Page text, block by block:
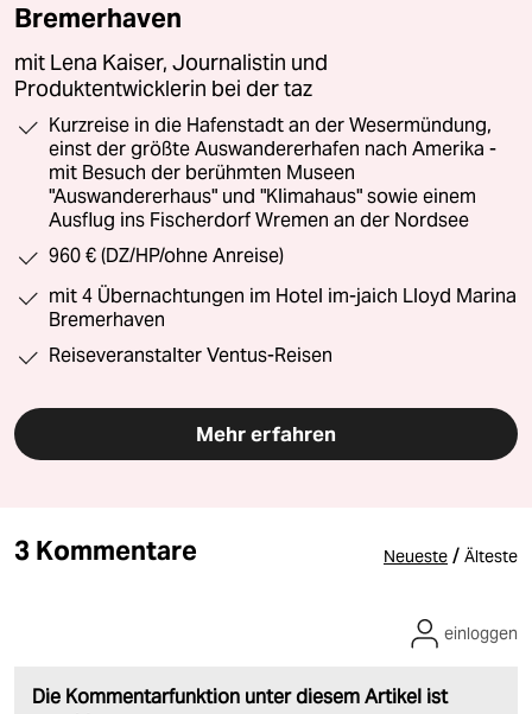
Bremerhaven
mit Lena Kaiser, Journalistin und
Produktentwicklerin bei der taz
Kurzreise in die Hafenstadt an der Wesermündung,
einst der größte Auswandererhafen nach Amerika -
mit Besuch der berühmten Museen
"Auswandererhaus" und "Klimahaus" sowie einem
Ausflug ins Fischerdorf Wremen an der Nordsee
960 € (DZ/HP/ohne Anreise)
mit 4 Übernachtungen im Hotel im-jaich Lloyd Marina
Bremerhaven
Reiseveranstalter Ventus-Reisen
Mehr erfahren
3 Kommentare Neueste / Älteste
Die Kommentarfunktion unter diesem Artikel ist
einloggen